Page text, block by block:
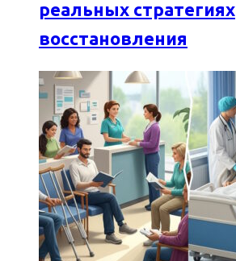
реальных стратегиях
восстановления